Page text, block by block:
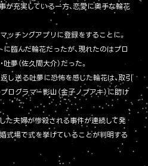
が充実している一方、恋愛に奥手な輪花
ッチングアプリに登録をすることに。
に臨んだ輪花だったが、現れたのはプロ
夢（佐久間大介）だった。
し送る吐夢に恐怖を感じた輪花は、取引
ログラマー影山（金子ノブアキ）に助け
た夫婦が惨殺される事件が連続して発
式場で式を挙げていることが判明する